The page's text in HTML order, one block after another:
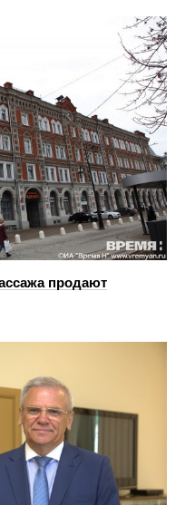
продают